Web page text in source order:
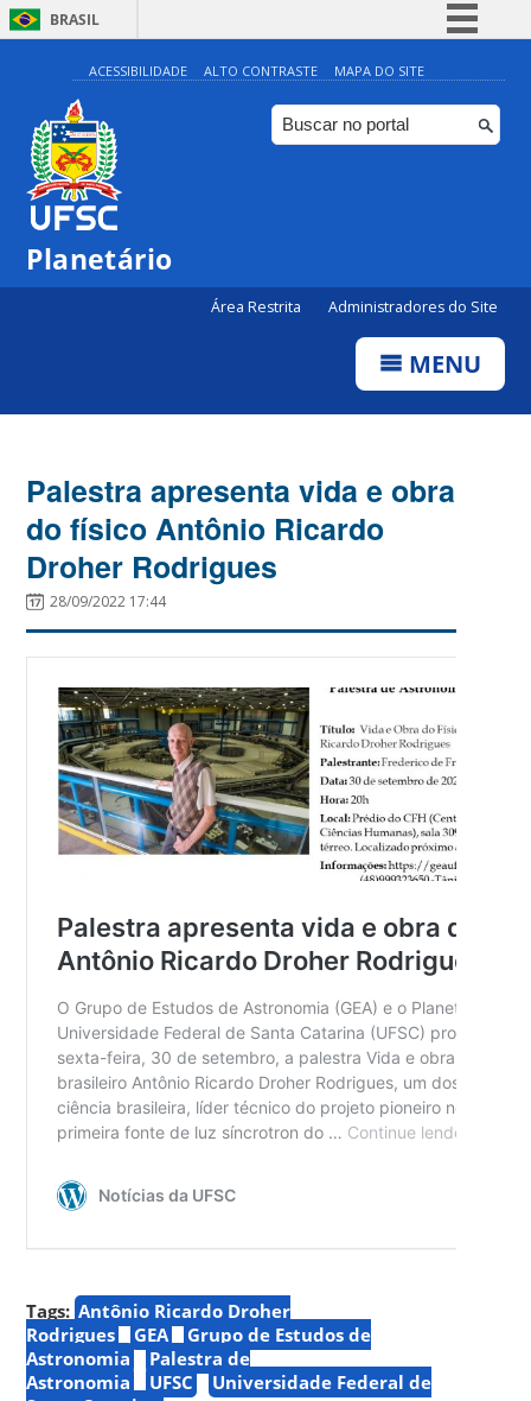
BRASIL
Simplifique!
Comunica BR
Participe
ACESSIBILIDADE ALTO CONTRASTE MAPA DO SITE
Planetário
Área Restrita Administradores do Site
MENU
Palestra apresenta vida e obra
do físico Antônio Ricardo
Droher Rodrigues
28/09/2022 17:44
Tags: Antônio Ricardo Droher
Rodrigues
GEA
Grupo de Estudos de
Astronomia
Palestra de
Astronomia
UFSC
Universidade Federal de